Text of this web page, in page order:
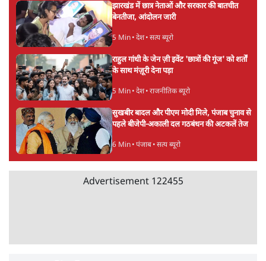
झारखंड में छात्र नेताओं और सरकार की बातचीत
बेनतीजा, आंदोलन जारी
5 Min• देश• सत्य ब्यूरो
राहुल गांधी के जेन ज़ी इवेंट 'छात्रों की गूंज' को शर्तों
के साथ मंज़ूरी देना पड़ा
5 Min• देश• राजनीतिक ब्यूरो
सुखबीर बादल और पीएम मोदी मिले, पंजाब चुनाव से
पहले बीजेपी-अकाली दल गठबंधन की अटकलें तेज
6 Min• पंजाब• सत्य ब्यूरो
Advertisement 122455